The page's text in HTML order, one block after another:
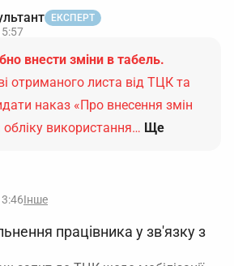
ЕКСПЕРТ
внести зміни в табель.
отриманого листа від ТЦК та
наказ «Про внесення змін
використання… Ще
Інше
працівника у зв'язку з